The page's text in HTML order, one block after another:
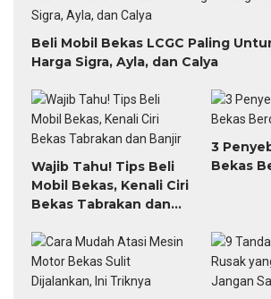
Beli Mobil Bekas LCGC Paling
Harga Sigra, Ayla, dan Calya
Wajib Tahu! Tips Beli
Mobil Bekas, Kenali Ciri
Bekas Tabrakan dan
3
Bekas